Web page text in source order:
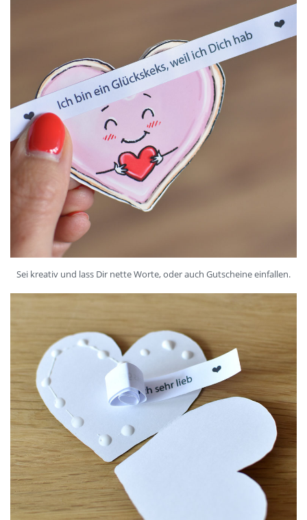
Sei kreativ und lass Dir nette Worte, oder auch Gutscheine einfallen.